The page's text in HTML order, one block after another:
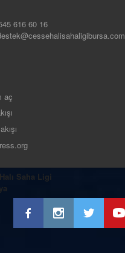
616 60 16
aç
Saha Ligi